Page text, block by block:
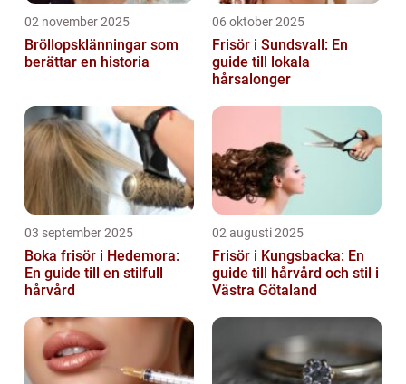
02 november 2025
Bröllopsklänningar som
berättar en historia
06 oktober 2025
Frisör i Sundsvall: En
guide till lokala
hårsalonger
03 september 2025
Boka frisör i Hedemora:
En guide till en stilfull
hårvård
02 augusti 2025
Frisör i Kungsbacka: En
guide till hårvård och stil i
Västra Götaland